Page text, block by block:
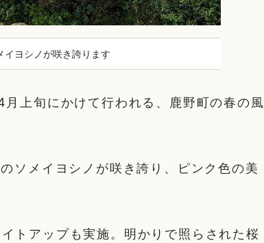
ヨシノが咲き誇ります
上旬にかけて行われる、鹿野町の春の風
ソメイヨシノが咲き誇り、ピンク色の美
トアップも実施。明かりで照らされた桜